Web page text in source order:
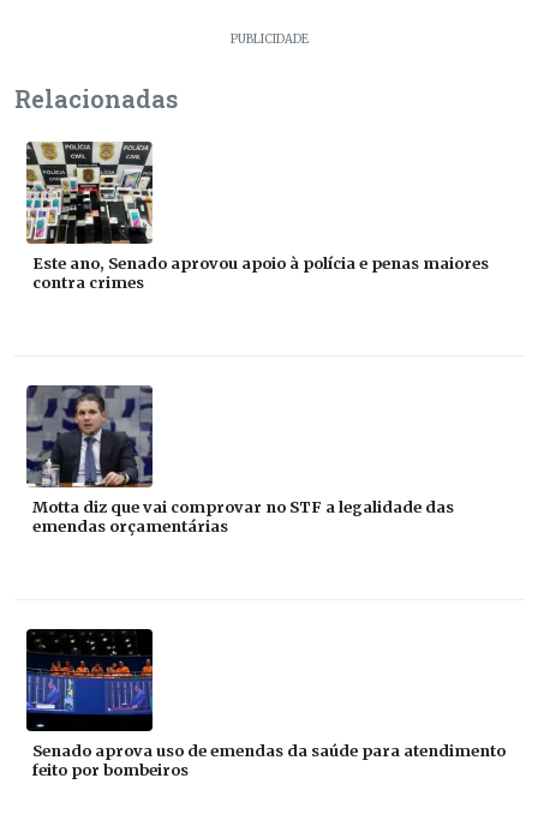
PUBLICIDADE
Relacionadas
Este ano, Senado aprovou apoio à polícia e penas maiores
contra crimes
Motta diz que vai comprovar no STF a legalidade das
emendas orçamentárias
Senado aprova uso de emendas da saúde para atendimento
feito por bombeiros